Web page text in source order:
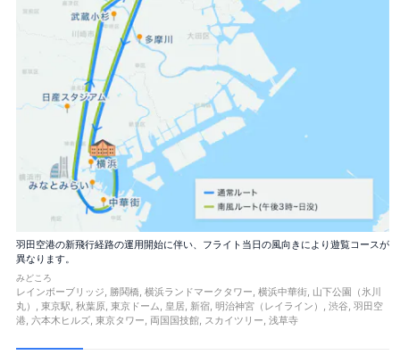
羽田空港の新飛行経路の運用開始に伴い、フライト当日の風向きにより遊覧コースが
異なります。
みどころ
レインボーブリッジ, 勝鬨橋, 横浜ランドマークタワー, 横浜中華街, 山下公園（氷川
丸）, 東京駅, 秋葉原, 東京ドーム, 皇居, 新宿, 明治神宮（レイライン）, 渋谷, 羽田空
港, 六本木ヒルズ, 東京タワー, 両国国技館, スカイツリー, 浅草寺